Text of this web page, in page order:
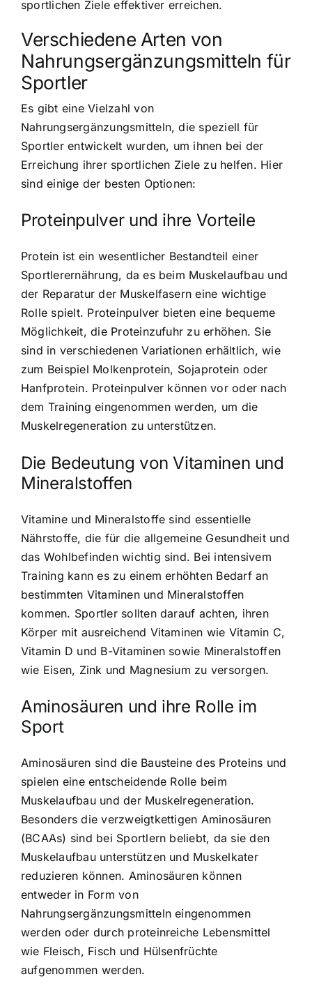
sportlichen Ziele effektiver erreichen.
Verschiedene Arten von
Nahrungsergänzungsmitteln für
Sportler
Es gibt eine Vielzahl von
Nahrungsergänzungsmitteln, die speziell für
Sportler entwickelt wurden, um ihnen bei der
Erreichung ihrer sportlichen Ziele zu helfen. Hier
sind einige der besten Optionen:
Proteinpulver und ihre Vorteile
Protein ist ein wesentlicher Bestandteil einer
Sportlerernährung, da es beim Muskelaufbau und
der Reparatur der Muskelfasern eine wichtige
Rolle spielt. Proteinpulver bieten eine bequeme
Möglichkeit, die Proteinzufuhr zu erhöhen. Sie
sind in verschiedenen Variationen erhältlich, wie
zum Beispiel Molkenprotein, Sojaprotein oder
Hanfprotein. Proteinpulver können vor oder nach
dem Training eingenommen werden, um die
Muskelregeneration zu unterstützen.
Die Bedeutung von Vitaminen und
Mineralstoffen
Vitamine und Mineralstoffe sind essentielle
Nährstoffe, die für die allgemeine Gesundheit und
das Wohlbefinden wichtig sind. Bei intensivem
Training kann es zu einem erhöhten Bedarf an
bestimmten Vitaminen und Mineralstoffen
kommen. Sportler sollten darauf achten, ihren
Körper mit ausreichend Vitaminen wie Vitamin C,
Vitamin D und B-Vitaminen sowie Mineralstoffen
wie Eisen, Zink und Magnesium zu versorgen.
Aminosäuren und ihre Rolle im
Sport
Aminosäuren sind die Bausteine des Proteins und
spielen eine entscheidende Rolle beim
Muskelaufbau und der Muskelregeneration.
Besonders die verzweigtkettigen Aminosäuren
(BCAAs) sind bei Sportlern beliebt, da sie den
Muskelaufbau unterstützen und Muskelkater
reduzieren können. Aminosäuren können
entweder in Form von
Nahrungsergänzungsmitteln eingenommen
werden oder durch proteinreiche Lebensmittel
wie Fleisch, Fisch und Hülsenfrüchte
aufgenommen werden.